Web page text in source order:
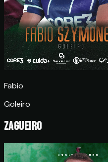
Fabio
Goleiro
Zagueiro